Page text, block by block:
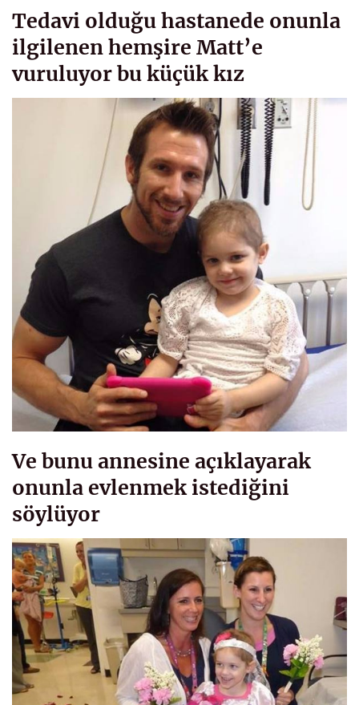
Tedavi olduğu hastanede onunla
ilgilenen hemşire Matt’e
vuruluyor bu küçük kız
Ve bunu annesine açıklayarak
onunla evlenmek istediğini
söylüyor